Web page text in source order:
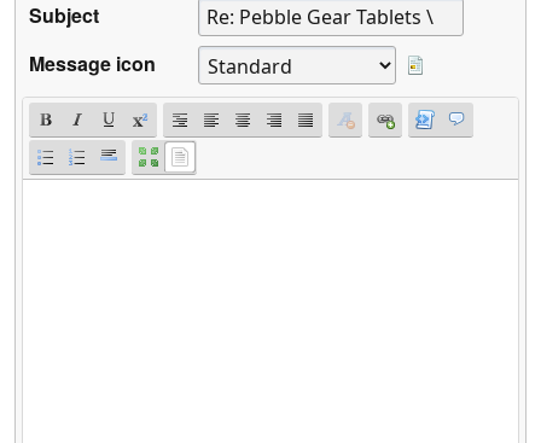
Subject
Message icon